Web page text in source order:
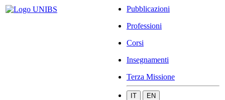
Pubblicazioni
Professioni
Corsi
Insegnamenti
Terza Missione
IT EN